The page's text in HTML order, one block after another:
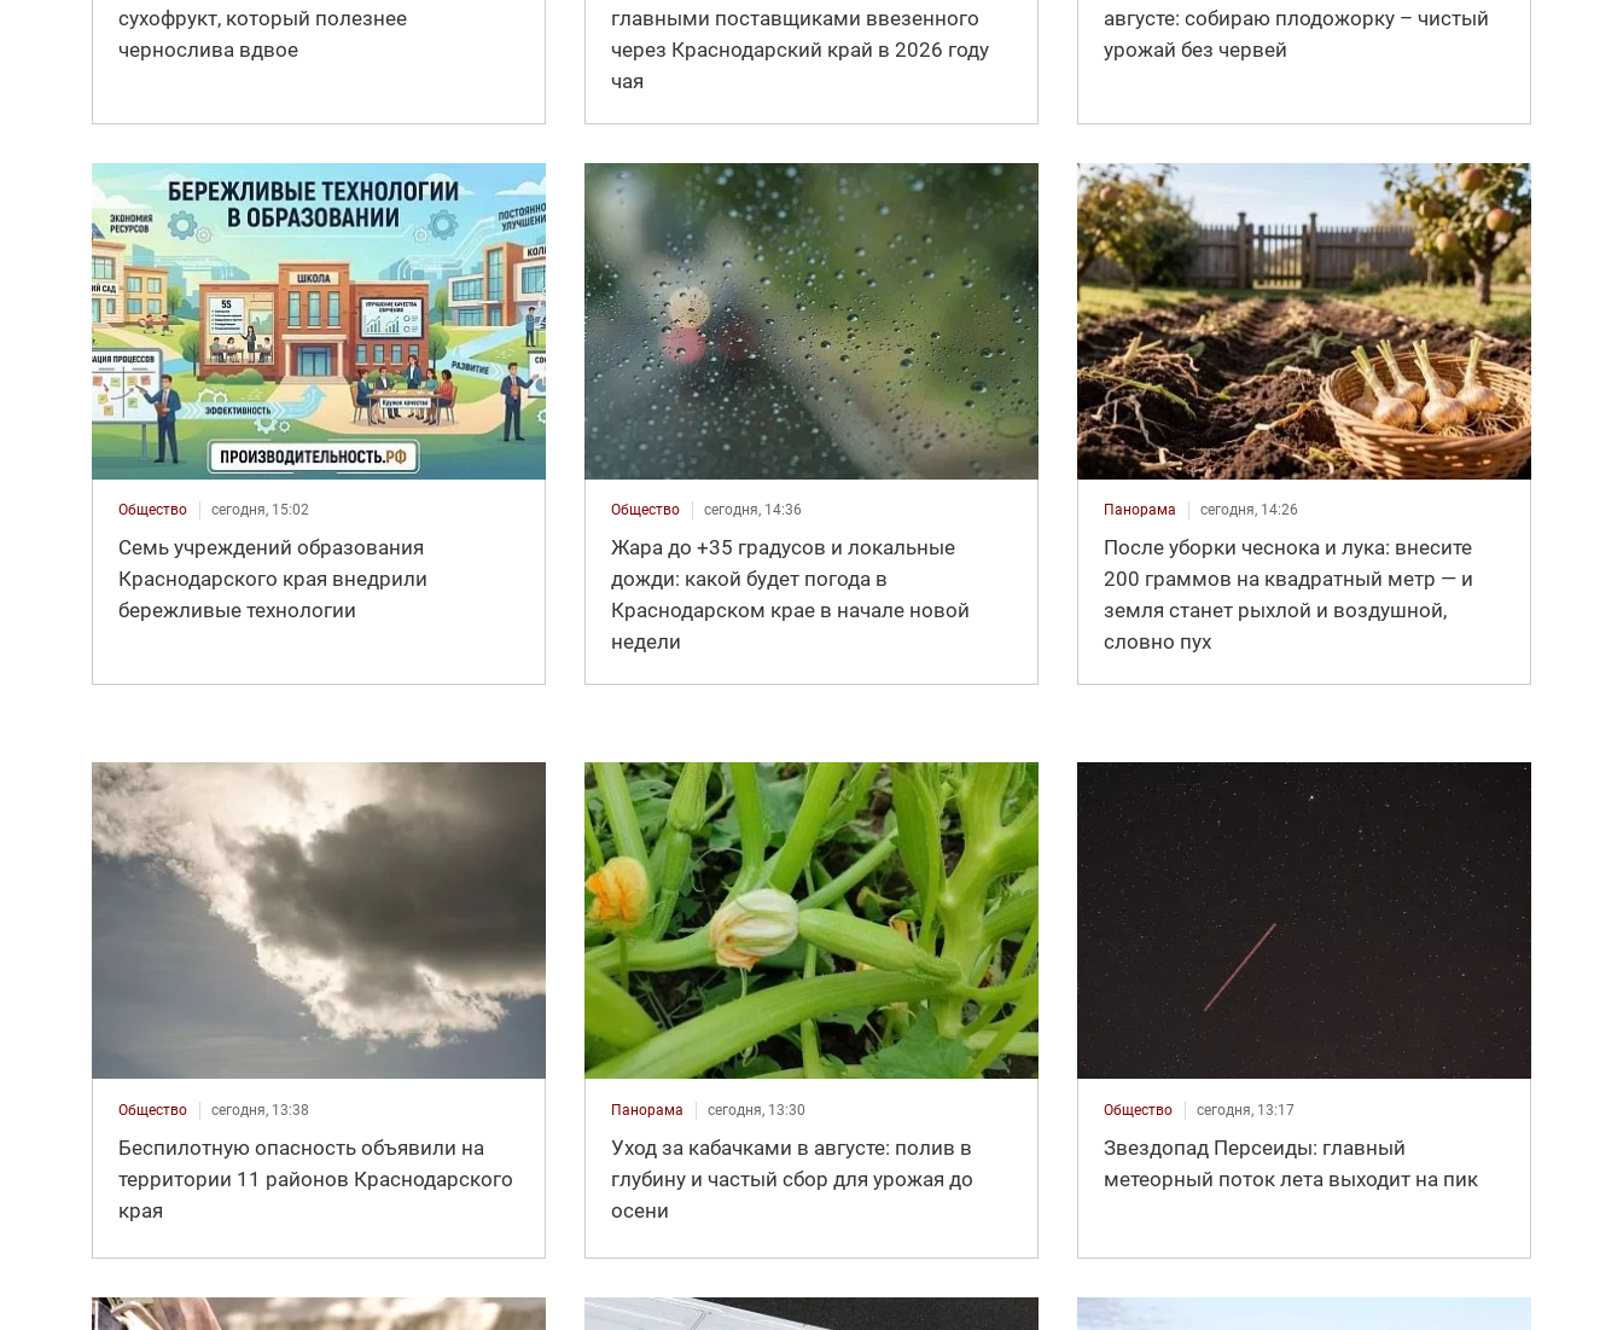
сухофрукт, который полезнее
чернослива вдвое
главными поставщиками ввезенного
через Краснодарский край в 2026 году
чая
августе: собираю плодожорку – чистый
урожай без червей
Общество сегодня, 15:02
Семь учреждений образования
Краснодарского края внедрили
бережливые технологии
Общество сегодня, 14:36
Жара до +35 градусов и локальные
дожди: какой будет погода в
Краснодарском крае в начале новой
недели
Панорама сегодня, 14:26
После уборки чеснока и лука: внесите
200 граммов на квадратный метр — и
земля станет рыхлой и воздушной,
словно пух
Общество сегодня, 13:38
Беспилотную опасность объявили на
территории 11 районов Краснодарского
края
Панорама сегодня, 13:30
Уход за кабачками в августе: полив в
глубину и частый сбор для урожая до
осени
Общество сегодня, 13:17
Звездопад Персеиды: главный
метеорный поток лета выходит на пик